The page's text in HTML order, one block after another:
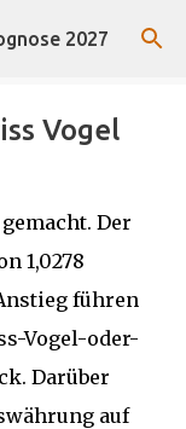
2027
Vogel
Der
1,0278
führen
Vogel-oder-
Darüber
auf